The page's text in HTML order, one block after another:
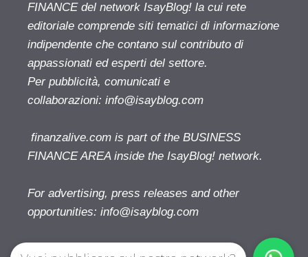
FINANCE del network IsayBlog! la cui rete
editoriale comprende siti tematici di informazione
indipendente che contano sul contributo di
appassionati ed esperti del settore.
Per pubblicità, comunicati e
collaborazioni: info@isayblog.com
finanzalive.com is part of the BUSINESS
FINANCE AREA inside the IsayBlog! network.
For advertising, press releases and other
opportunities: info@isayblog.com